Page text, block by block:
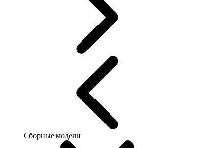
Сборные модели